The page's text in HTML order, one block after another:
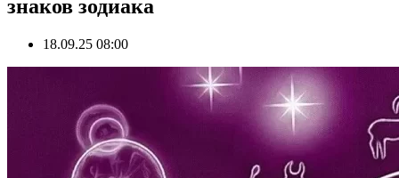
знаков зодиака
18.09.25 08:00